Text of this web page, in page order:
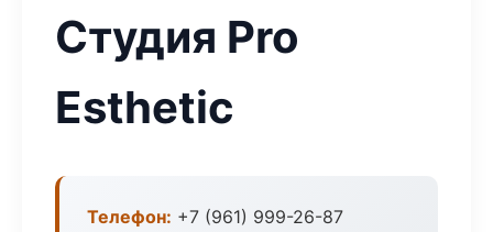
Студия Pro
Esthetic
Телефон: +7 (961) 999-26-87